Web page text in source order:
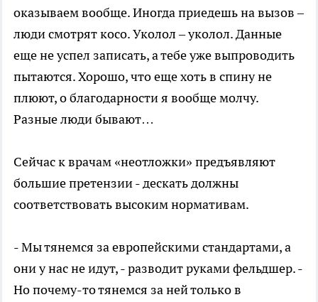
оказываем вообще. Иногда приедешь на вызов –
люди смотрят косо. Уколол – уколол. Данные
еще не успел записать, а тебе уже выпроводить
пытаются. Хорошо, что еще хоть в спину не
плюют, о благодарности я вообще молчу.
Разные люди бывают…
Сейчас к врачам «неотложки» предъявляют
большие претензии - дескать должны
соответствовать высоким нормативам.
- Мы тянемся за европейскими стандартами, а
они у нас не идут, - разводит руками фельдшер. -
Но почему-то тянемся за ней только в